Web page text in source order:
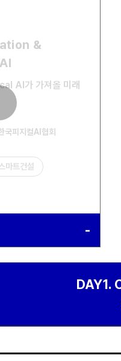
&
AI가 가져올 미래
국피지컬AI협회
마트건설
DAY1.